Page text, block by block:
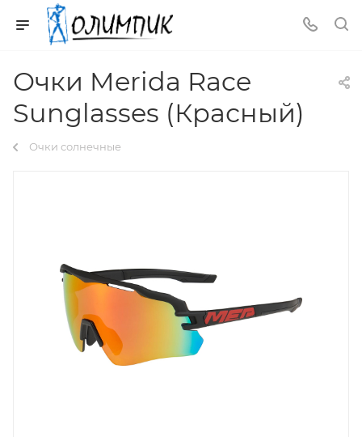
Очки Merida Race
Sunglasses (Красный)
Очки солнечные